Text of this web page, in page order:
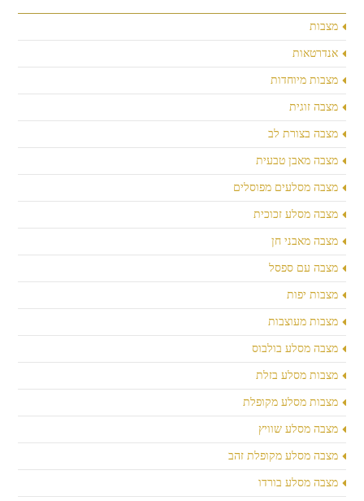
מצבות
אנדרטאות
מצבות מיוחדות
מצבה זוגית
מצבה בצורת לב
מצבה מאבן טבעית
מצבה מסלעים מפוסלים
מצבה מסלע זכוכית
מצבה מאבני חן
מצבה עם ספסל
מצבות יפות
מצבות מעוצבות
מצבה מסלע בולבוס
מצבות מסלע בזלת
מצבות מסלע מקופלת
מצבה מסלע שוויץ
מצבה מסלע מקופלת זהב
מצבה מסלע בורדו